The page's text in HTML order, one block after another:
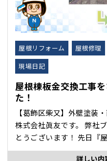
屋根リフォーム 屋根修理
現場日記
屋根棟板金交換工事
た！
【葛飾区柴又】外壁塗装
株式会社眞友です。 弊社ブログをご覧いただきありが
とうございます！ 先日『屋根棟板金交換工事』をさせ
ていただきました。 棟板金とは？ 屋根の頂点にある板
詳しい